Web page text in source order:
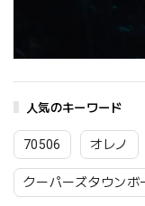
人気のキーワード
70506 オレノ
クーパーズタウンボ